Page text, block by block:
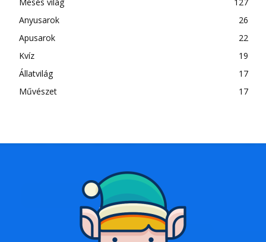
Anyusarok
26
Apusarok
22
Kvíz
19
Állatvilág
17
Művészet
17